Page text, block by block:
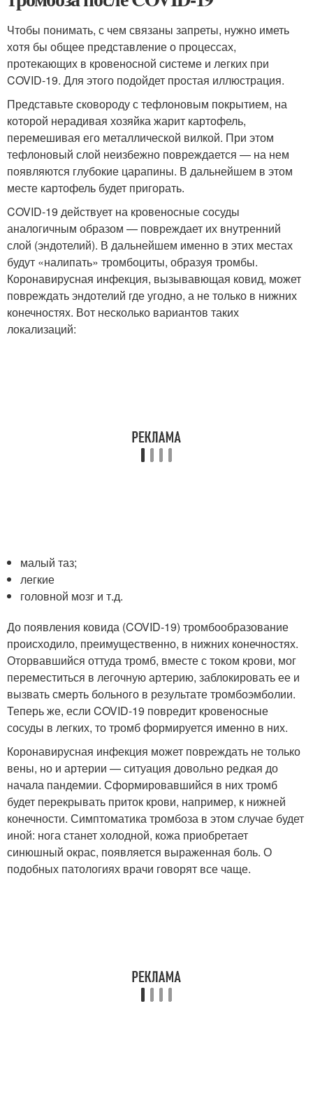
Чтобы понимать, с чем связаны запреты, нужно иметь
хотя бы общее представление о процессах,
протекающих в кровеносной системе и легких при
COVID-19. Для этого подойдет простая иллюстрация.
Представьте сковороду с тефлоновым покрытием, на
которой нерадивая хозяйка жарит картофель,
перемешивая его металлической вилкой. При этом
тефлоновый слой неизбежно повреждается — на нем
появляются глубокие царапины. В дальнейшем в этом
месте картофель будет пригорать.
COVID-19 действует на кровеносные сосуды
аналогичным образом — повреждает их внутренний
слой (эндотелий). В дальнейшем именно в этих местах
будут «налипать» тромбоциты, образуя тромбы.
Коронавирусная инфекция, вызывавющая ковид, может
повреждать эндотелий где угодно, а не только в нижних
конечностях. Вот несколько вариантов таких
локализаций:
малый таз;
легкие
головной мозг и т.д.
До появления ковида (COVID-19) тромбообразование
происходило, преимущественно, в нижних конечностях.
Оторвавшийся оттуда тромб, вместе с током крови, мог
переместиться в легочную артерию, заблокировать ее и
вызвать смерть больного в результате тромбоэмболии.
Теперь же, если COVID-19 повредит кровеносные
сосуды в легких, то тромб формируется именно в них.
Коронавирусная инфекция может повреждать не только
вены, но и артерии — ситуация довольно редкая до
начала пандемии. Сформировавшийся в них тромб
будет перекрывать приток крови, например, к нижней
конечности. Симптоматика тромбоза в этом случае будет
иной: нога станет холодной, кожа приобретает
синюшный окрас, появляется выраженная боль. О
подобных патологиях врачи говорят все чаще.